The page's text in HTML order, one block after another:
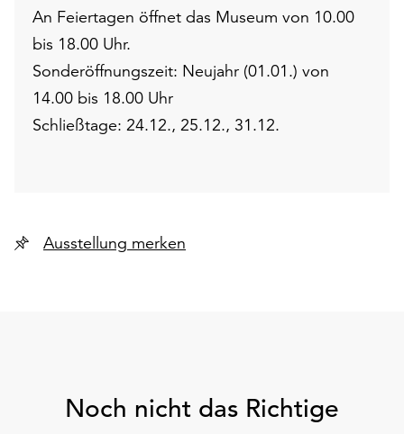
An Feiertagen öffnet das Museum von 10.00
bis 18.00 Uhr.
Sonderöffnungszeit: Neujahr (01.01.) von
14.00 bis 18.00 Uhr
Schließtage: 24.12., 25.12., 31.12.
Ausstellung merken
Noch nicht das Richtige